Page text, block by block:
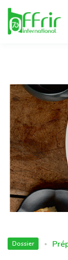
Dossier •